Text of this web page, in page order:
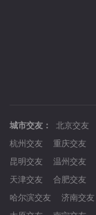
城市交友： 北京交友
杭州交友
重庆交友
昆明交友
温州交友
天津交友
合肥交友
哈尔滨交友
济南交友